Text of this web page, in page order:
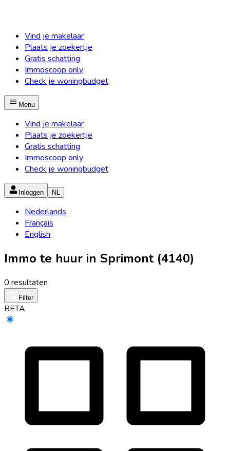
Vind je makelaar
Plaats je zoekertje
Gratis schatting
Immoscoop only
Check je woningbudget
Menu
Vind je makelaar
Plaats je zoekertje
Gratis schatting
Immoscoop only
Check je woningbudget
Inloggen NL
Nederlands
Français
English
Immo te huur in Sprimont (4140)
0 resultaten
Filter
BETA